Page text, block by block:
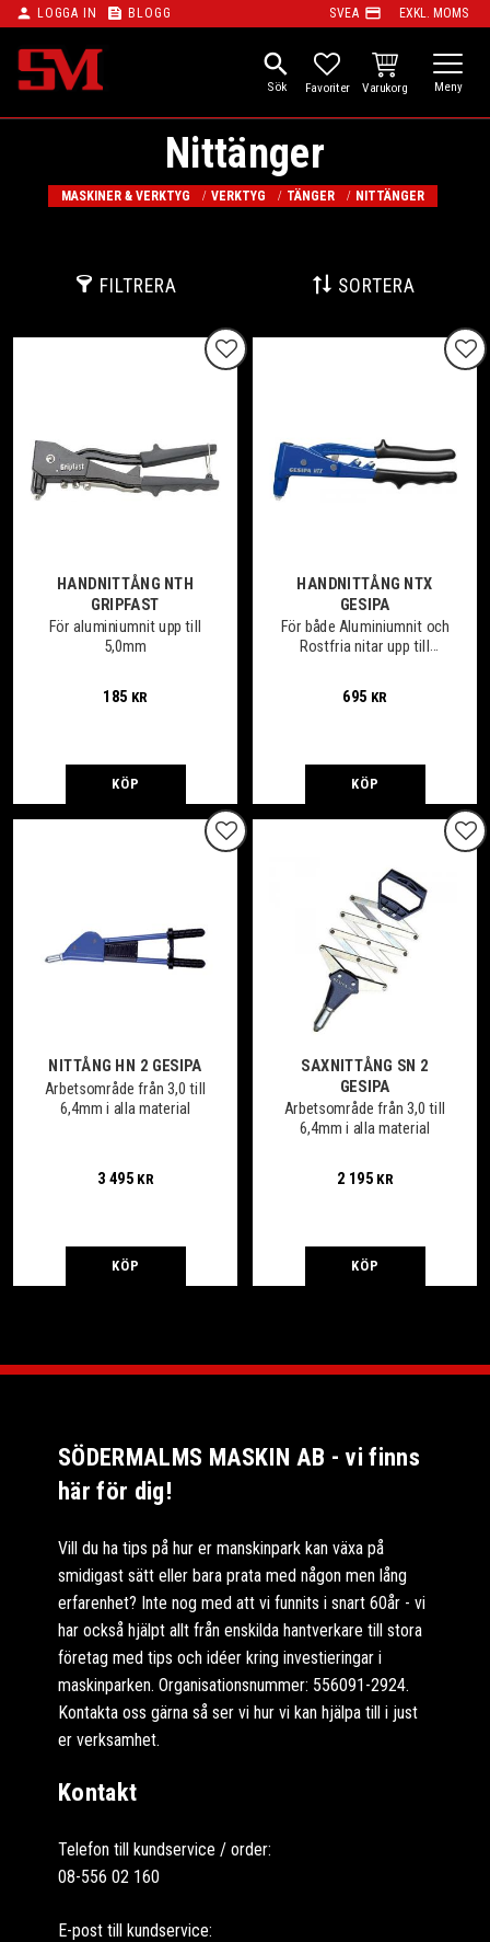
Meny
person LOGGA IN feed BLOGG SVEA payment EXKL. MOMS
search
FAVORITER
KUNDVAGN
Nittänger
MASKINER & VERKTYG VERKTYG TÄNGER NITTÄNGER
FILTRERA SORTERA
HANDNITTÅNG NTH
GRIPFAST
För aluminiumnit upp till
5,0mm
185 KR
Lägg till i favoriter
KÖP
HANDNITTÅNG NTX
GESIPA
För både Aluminiumnit och
Rostfria nitar upp till
695 KR
KÖP
NITTÅNG HN 2 GESIPA
Arbetsområde från 3,0 till
6,4mm i alla material
3 495KR
Lägg till i favoriter
KÖP
SAXNITTÅNG SN 2
GESIPA
Arbetsområde från 3,0 till
6,4mm i alla material
2 195KR
KÖP
SÖDERMALMS MASKIN AB - vi finns
här för dig!
Vill du ha tips på hur er manskinpark kan växa på
smidigast sätt eller bara prata med någon men lång
erfarenhet? Inte nog med att vi funnits i snart 60år - vi
har också hjälpt allt från enskilda hantverkare till stora
företag med tips och idéer kring investieringar i
maskinparken. Organisationsnummer: 556091-2924.
Kontakta oss gärna så ser vi hur vi kan hjälpa till i just
er verksamhet.
Kontakt
Telefon till kundservice / order:
08-556 02 160
E-post till kundservice: